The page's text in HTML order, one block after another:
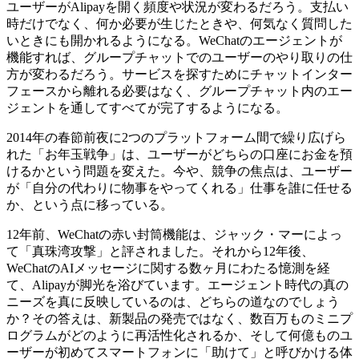
ユーザーがAlipayを開く頻度や状況が変わるだろう。支払い
時だけでなく、何か必要が生じたときや、何気なく質問した
いときにも開かれるようになる。WeChatのエージェントが
機能すれば、グループチャットでのユーザーのやり取りの仕
方が変わるだろう。サービスを探すためにチャットインター
フェースから離れる必要はなく、グループチャット内のエー
ジェントを通してすべてが完了するようになる。
2014年の春節前夜に2つのプラットフォーム間で繰り広げら
れた「お年玉戦争」は、ユーザーがどちらの口座にお金を預
けるかという問題を変えた。今や、競争の焦点は、ユーザー
が「自分の代わりに物事をやってくれる」仕事を誰に任せる
か、という点に移っている。
12年前、WeChatの赤い封筒機能は、ジャック・マーによっ
て「真珠湾攻撃」と評されました。それから12年後、
WeChatのAIメッセージに関する数ヶ月にわたる憶測を経
て、Alipayが脚光を浴びています。エージェント時代の真の
ニーズを真に反映しているのは、どちらの道なのでしょう
か？その答えは、新製品の発売ではなく、数百万ものミニプ
ログラムがどのように再活性化されるか、そして何億ものユ
ーザーが初めてスマートフォンに「助けて」と呼びかける体